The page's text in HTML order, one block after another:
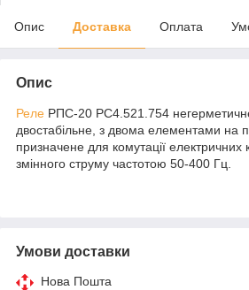
Опис Доставка Оплата
Опис
Реле РПС-20 РС4.521.754
двостабільне, з двома елементами на
призначене для комутації електричних
змінного струму частотою 50-400 Гц.
Умови доставки
Нова Пошта